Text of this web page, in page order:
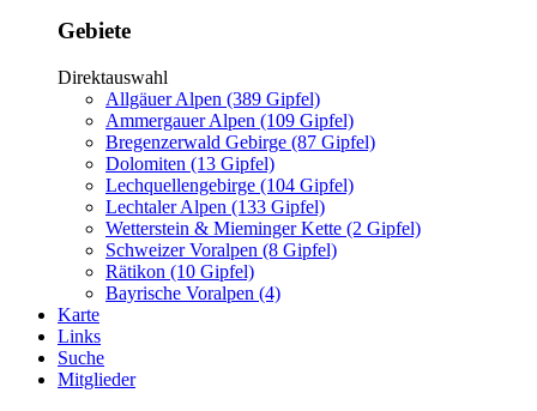
Gebiete
Direktauswahl
Allgäuer Alpen (389 Gipfel)
Ammergauer Alpen (109 Gipfel)
Bregenzerwald Gebirge (87 Gipfel)
Dolomiten (13 Gipfel)
Lechquellengebirge (104 Gipfel)
Lechtaler Alpen (133 Gipfel)
Wetterstein & Mieminger Kette (2 Gipfel)
Schweizer Voralpen (8 Gipfel)
Rätikon (10 Gipfel)
Bayrische Voralpen (4)
Karte
Links
Suche
Mitglieder